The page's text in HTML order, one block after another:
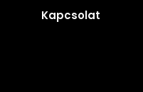
Kapcsolat